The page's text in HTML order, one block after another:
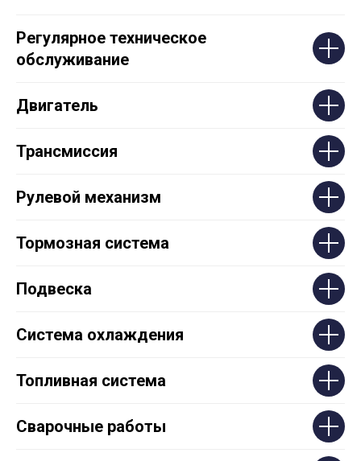
Регулярное техническое
обслуживание
Двигатель
Трансмиссия
Рулевой механизм
Тормозная система
Подвеска
Система охлаждения
Топливная система
Сварочные работы